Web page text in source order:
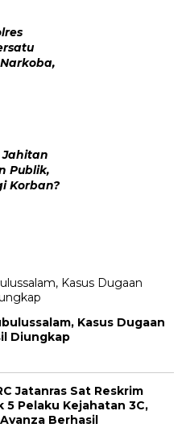
Jahitan
Publik,
Korban?
Kasus Dugaan
Diungkap
Jatanras Sat Reskrim
5 Pelaku Kejahatan 3C,
Berhasil